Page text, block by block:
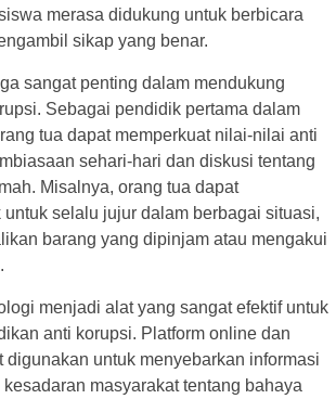
merasa didukung untuk berbicara
sikap yang benar.
sangat penting dalam mendukung
Sebagai pendidik pertama dalam
tua dapat memperkuat nilai-nilai anti
sehari-hari dan diskusi tentang
Misalnya, orang tua dapat
selalu jujur dalam berbagai situasi,
barang yang dipinjam atau mengakui
menjadi alat yang sangat efektif untuk
anti korupsi. Platform online dan
digunakan untuk menyebarkan informasi
masyarakat tentang bahaya